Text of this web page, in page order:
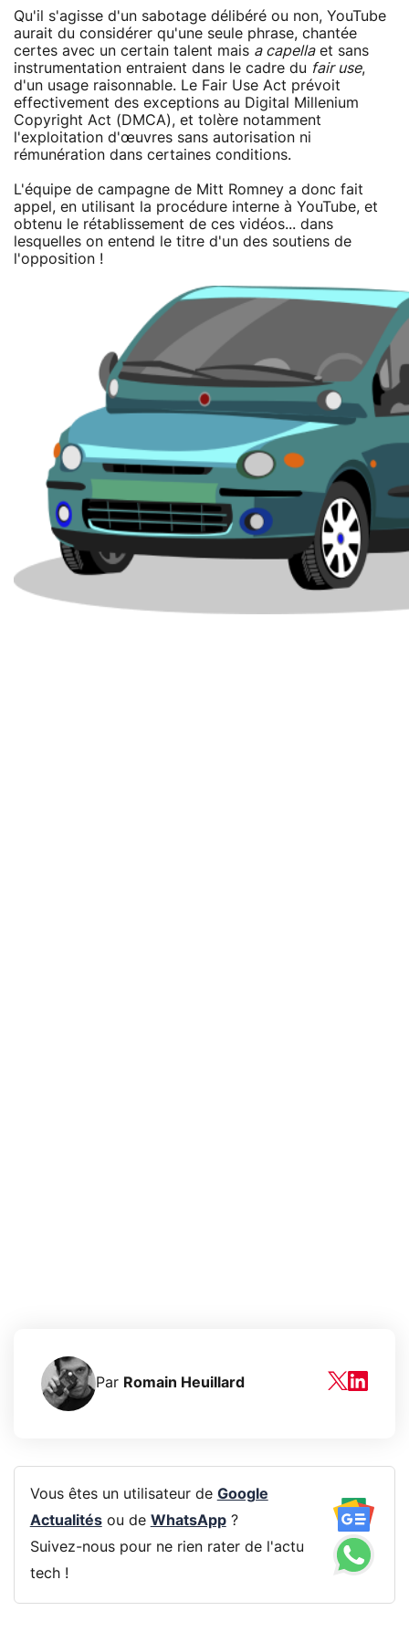
Qu'il s'agisse d'un sabotage délibéré ou non, YouTube
aurait du considérer qu'une seule phrase, chantée
certes avec un certain talent mais a capellaet sans
instrumentation entraient dans le cadre du fair use,
d'un usage raisonnable. Le Fair Use Act prévoit
effectivement des exceptions au Digital Millenium
Copyright Act (DMCA), et tolère notamment
l'exploitation d'œuvres sans autorisation ni
rémunération dans certaines conditions.
L'équipe de campagne de Mitt Romney a donc fait
appel, en utilisant la procédure interne à YouTube, et
obtenu le rétablissement de ces vidéos... dans
lesquelles on entend le titre d'un des soutiens de
l'opposition !
Par Romain Heuillard
Vous êtes un utilisateur de Google
Actualitésou de WhatsApp?
Suivez-nous pour ne rien rater de l'actu
tech !